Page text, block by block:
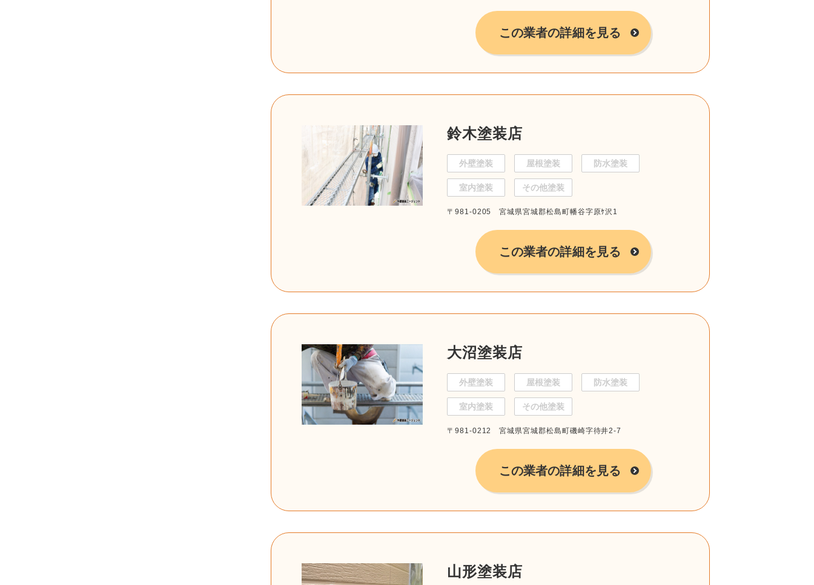
この業者の詳細を見る
鈴木塗装店
外壁塗装 屋根塗装 防水塗装
室内塗装 その他塗装
〒981-0205 宮城県宮城郡松島町幡谷字原ｹ沢1
この業者の詳細を見る
大沼塗装店
外壁塗装 屋根塗装 防水塗装
室内塗装 その他塗装
〒981-0212 宮城県宮城郡松島町磯崎字待井2-7
この業者の詳細を見る
山形塗装店